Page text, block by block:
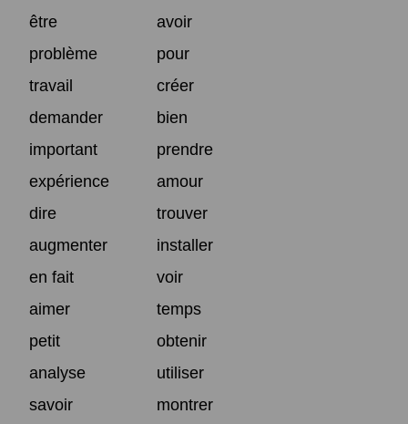
être
avoir
problème
pour
travail
créer
demander
bien
important
prendre
expérience
amour
dire
trouver
augmenter
installer
en fait
voir
aimer
temps
petit
obtenir
analyse
utiliser
savoir
montrer